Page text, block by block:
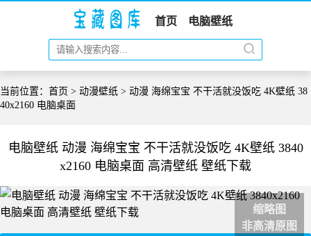
首页 电脑壁纸
当前位置： 首页 > 动漫壁纸 > 动漫 海绵宝宝 不干活就没饭吃 4K壁纸 38
40x2160 电脑桌面
电脑壁纸 动漫 海绵宝宝 不干活就没饭吃 4K壁纸 3840
x2160 电脑桌面 高清壁纸 壁纸下载
缩略图
非高清原图